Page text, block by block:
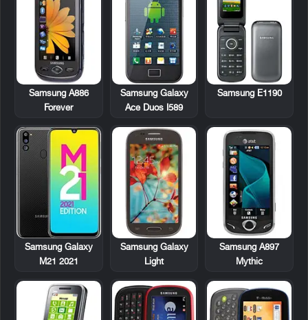
Samsung E1190
Samsung Galaxy
Ace Duos I589
Samsung A886
Forever
Samsung A897
Mythic
Samsung Galaxy
Light
Samsung Galaxy
M21 2021